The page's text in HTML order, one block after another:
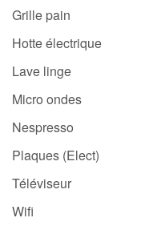
Grille pain
Hotte électrique
Lave linge
Micro ondes
Nespresso
Plaques (Elect)
Téléviseur
Wifi